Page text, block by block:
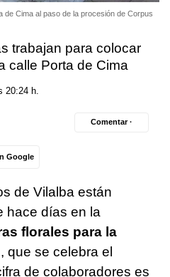
de Cima al paso de la procesión de Corpus
trabajan para colocar
calle Porta de Cima
20:24 h.
Google
Comentar ·
de Vilalba están
hace días en la
florales para la
, que se celebra el
de colaboradores es